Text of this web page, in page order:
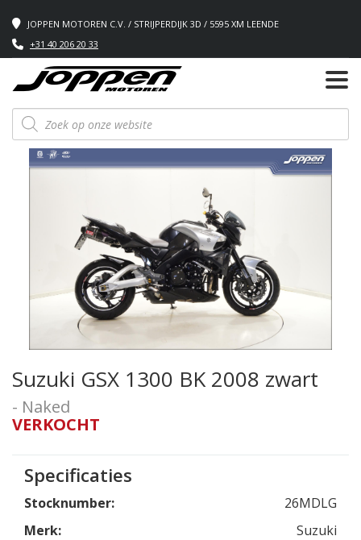
JOPPEN MOTOREN C.V. / STRIJPERDIJK 3D / 5595 XM LEENDE
+31 40 206 20 33
Producten
zoeken
Suzuki GSX 1300 BK 2008 zwart
- Naked
VERKOCHT
Specificaties
Stocknumber:
26MDLG
Merk:
Suzuki